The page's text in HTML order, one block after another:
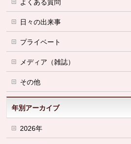
よくある質問
日々の出来事
プライベート
メディア（雑誌）
その他
年別アーカイブ
2026年